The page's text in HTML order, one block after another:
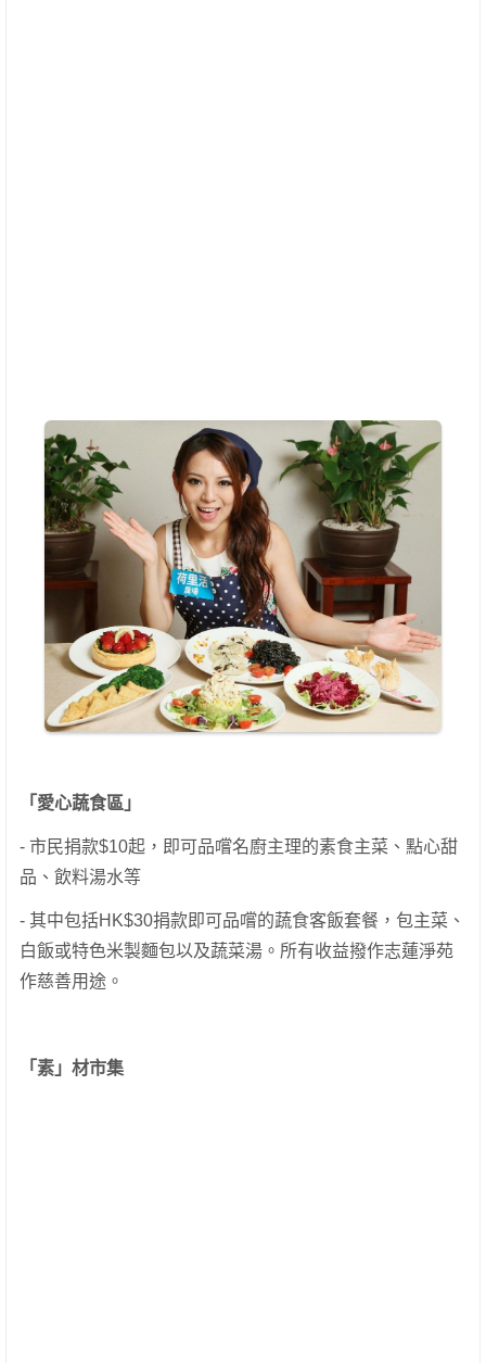
「愛心蔬食區」
- 市民捐款$10起，即可品嚐名廚主理的素食主菜、點心甜
品、飲料湯水等
- 其中包括HK$30捐款即可品嚐的蔬食客飯套餐，包主菜、
白飯或特色米製麵包以及蔬菜湯。所有收益撥作志蓮淨苑
作慈善用途。
「素」材市集